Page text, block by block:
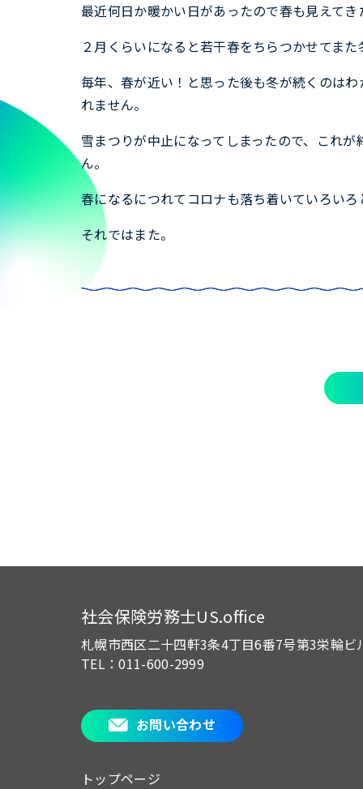
最近何日か暖かい日があったので春も見えて
２月くらいになると若干春をちらつかせてま
毎年、春が近い！と思った後も冬が続くのは
れません。
雪まつりが中止になってしまったので、これ
ん。
春になるにつれてコロナも落ち着いていろい
それではまた。
社会保険労務士US.office
札幌市西区二十四軒3条4丁目6番7号第3栄輪ビ
TEL：011-600-2999
お問い合わせ
トップページ